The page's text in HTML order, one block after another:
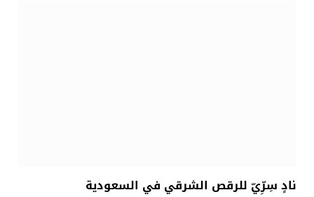
نادٍ سِرِّيّ للرقص الشرقي في السعودية